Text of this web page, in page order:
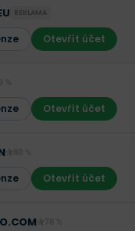
REKLAMA
Otevřít účet
Otevřít účet
Otevřít účet